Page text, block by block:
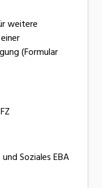
weitere
(Formular
Soziales EBA